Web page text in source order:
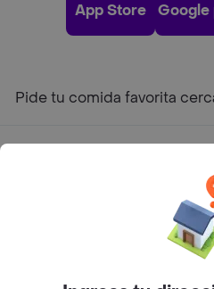
App Store Google
Pide tu comida favorita